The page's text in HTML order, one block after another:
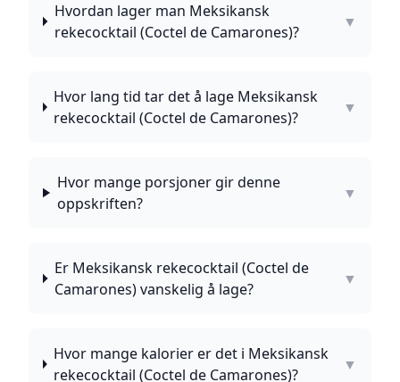
Hvordan lager man Meksikansk
rekecocktail (Coctel de Camarones)?
▼
Hvor lang tid tar det å lage Meksikansk
rekecocktail (Coctel de Camarones)?
▼
Hvor mange porsjoner gir denne
oppskriften?
▼
Er Meksikansk rekecocktail (Coctel de
Camarones) vanskelig å lage?
▼
Hvor mange kalorier er det i Meksikansk
rekecocktail (Coctel de Camarones)?
▼